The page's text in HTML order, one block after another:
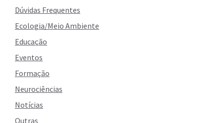
Dúvidas Frequentes
Ecologia/Meio Ambiente
Educação
Eventos
Formação
Neurociências
Notícias
Outras